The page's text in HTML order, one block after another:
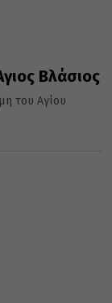
Βλάσιος
του Αγίου